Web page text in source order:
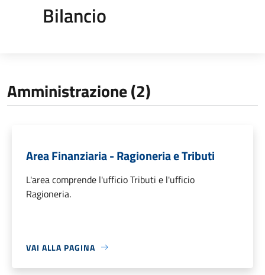
Bilancio
Amministrazione (2)
Area Finanziaria - Ragioneria e Tributi
L'area comprende l'ufficio Tributi e l'ufficio
Ragioneria.
VAI ALLA PAGINA